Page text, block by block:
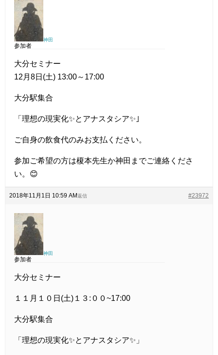
神田
参加者
大分セミナー
12月8日(土) 13:00～17:00
大分駅集合
「理想の現実化✨とアナスタシア✨｣
ご自身の飲食代のみお支払ください。
参加ご希望の方は榎本先生か神田までご連絡くださ
い。😊
2018年11月1日 10:59 AM #23972
返信
神田
参加者
大分セミナー
１１月１０日(土)１３:００~17:00
大分駅集合
「理想の現実化✨とアナスタシア✨」